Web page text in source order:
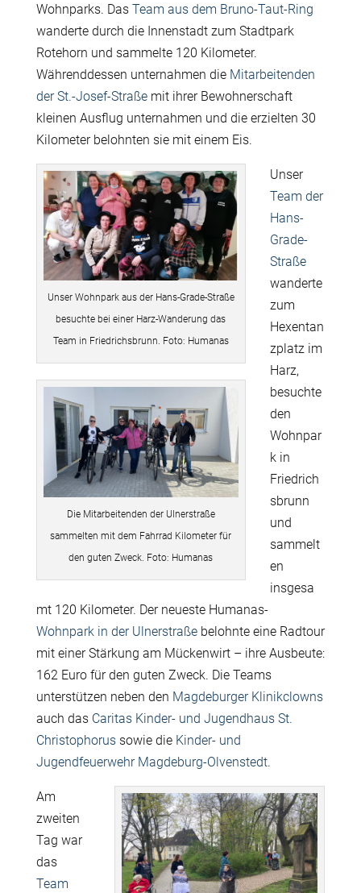
Wohnparks. Das Team aus dem Bruno-Taut-Ring
wanderte durch die Innenstadt zum Stadtpark
Rotehorn und sammelte 120 Kilometer.
Währenddessen unternahmen die Mitarbeitenden
der St.-Josef-Straßemit ihrer Bewohnerschaft
kleinen Ausflug unternahmen und die erzielten 30
Kilometer belohnten sie mit einem Eis.
Unser Wohnpark aus der Hans-Grade-Straße
besuchte bei einer Harz-Wanderung das
Team in Friedrichsbrunn. Foto: Humanas
Die Mitarbeitenden der Ulnerstraße
sammelten mit dem Fahrrad Kilometer für
den guten Zweck. Foto: Humanas
Unser
Team der
Hans-
Grade-
Straße
wanderte
zum
Hexentan
zplatz im
Harz,
besuchte
den
Wohnpar
k in
Friedrich
sbrunn
und
sammelt
en
insgesa
mt 120 Kilometer. Der neueste Humanas-
Wohnpark in der Ulnerstraßebelohnte eine Radtour
mit einer Stärkung am Mückenwirt – ihre Ausbeute:
162 Euro für den guten Zweck. Die Teams
unterstützen neben den Magdeburger Klinikclowns
auch das Caritas Kinder- und Jugendhaus St.
Christophorussowie die Kinder- und
Jugendfeuerwehr Magdeburg-Olvenstedt.
Am
zweiten
Tag war
das
Team